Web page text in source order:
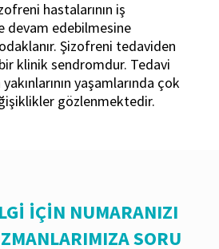
hastalarının iş
devam edebilmesine
Şizofreni tedaviden
klinik sendromdur. Tedavi
yaşamlarında çok
gözlenmektedir.
İÇİN NUMARANIZI
SORU